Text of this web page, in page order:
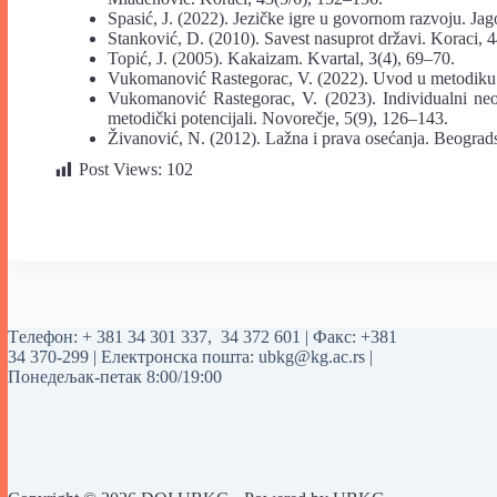
Spasić, J. (2022). Jezičke igre u govornom razvoju.
Stanković, D. (2010). Savest nasuprot državi. Koraci,
Topić, J. (2005). Kakaizam. Kvartal, 3(4), 69–70.
Vukomanović Rastegorac, V. (2022). Uvod u
Vukomanović Rastegorac, V. (2023). Individualni
metodički potencijali. Novorečje, 5(9), 126–143.
Živanović, N. (2012). Lažna i prava osećanja.
Post Views: 102
Tелефон: + 381 34 301 337, 34 372 601 | Факс: +381
34 370-299 | Електронска пошта: ubkg@kg.ac.rs |
Понедељак-петак 8:00/19:00